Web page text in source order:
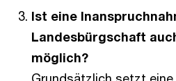
Ist eine
Landesbürgschaft
möglich?